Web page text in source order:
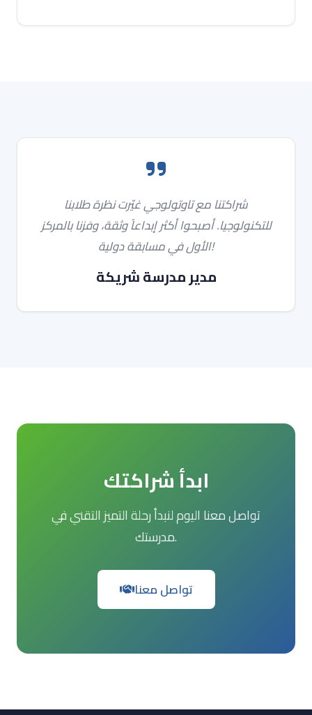
شراكتنا مع تاوتولوجي غيّرت نظرة طلابنا
للتكنولوجيا. أصبحوا أكثر إبداعاً وثقة، وفزنا بالمركز
الأول في مسابقة دولية!
مدير مدرسة شريكة
ابدأ شراكتك
تواصل معنا اليوم لنبدأ رحلة التميز التقني في
مدرستك.
تواصل معنا